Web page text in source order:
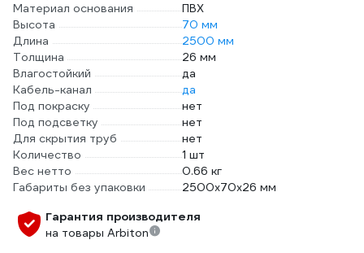
Материал основания
ПВХ
Высота
70 мм
Длина
2500 мм
Толщина
26 мм
Влагостойкий
да
Кабель-канал
да
Под покраску
нет
Под подсветку
нет
Для скрытия труб
нет
Количество
1 шт
Вес нетто
0.66 кг
Габариты без упаковки
2500х70х26 мм
Гарантия производителя
на товары Arbiton